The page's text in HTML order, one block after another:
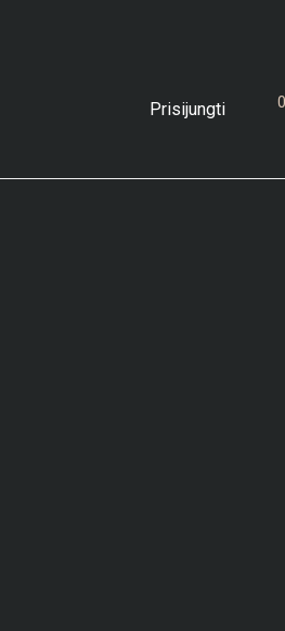
Prisijungti
0